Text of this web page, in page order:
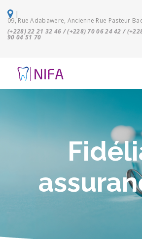
|
09, Rue Adabawere, Ancienne Rue Pasteur
(+228) 22 21 32 46 / (+228) 70 06 24 42 /
90 04 51 70